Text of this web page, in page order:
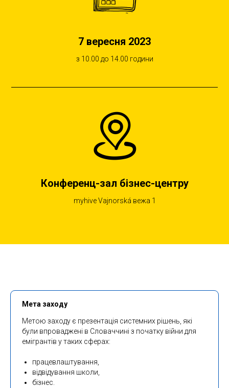
7 вересня 2023
з 10.00 до 14.00 години
Конференц-зал бізнес-центру
myhive Vajnorská вежа 1
Мета заходу
Метою заходу є презентація системних рішень, які
були впроваджені в Словаччині з початку війни для
емігрантів у таких сферах:
працевлаштування,
відвідування школи,
бізнес.